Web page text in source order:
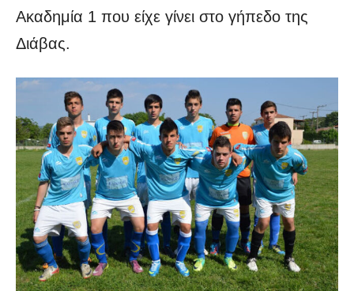
Ακαδημία 1 που είχε γίνει στο γήπεδο της
Διάβας.